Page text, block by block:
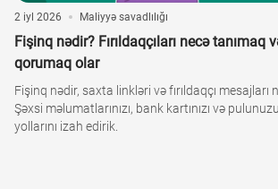
2 iyl 2026 Maliyyə savadlılığı
Fişinq nədir? Fırıldaqçıları necə tanımaq
qorumaq olar
Fişinq nədir, saxta linkləri və fırıldaqçı mesajları
Şəxsi məlumatlarınızı, bank kartınızı və
yollarını izah edirik.